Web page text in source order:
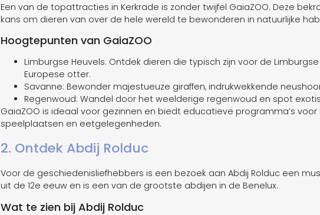
Een van de topattracties in Kerkrade is zonder twijfel GaiaZOO. Deze
kans om dieren van over de hele wereld te bewonderen in natuurlijke
Hoogtepunten van GaiaZOO
Limburgse Heuvels: Ontdek dieren die typisch zijn voor de
Europese otter.
Savanne: Bewonder majestueuze giraffen, indrukwekkende
Regenwoud: Wandel door het weelderige regenwoud en spot
GaiaZOO is ideaal voor gezinnen en biedt educatieve programma’s
speelplaatsen en eetgelegenheden.
2. Ontdek Abdij Rolduc
Voor de geschiedenisliefhebbers is een bezoek aan Abdij Rolduc een
uit de 12e eeuw en is een van de grootste abdijen in de Benelux.
Wat te zien bij Abdij Rolduc